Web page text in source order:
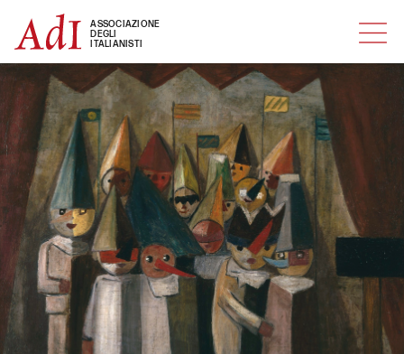
ASSOCIAZIONE
DEGLI
ITALIANISTI
MENU